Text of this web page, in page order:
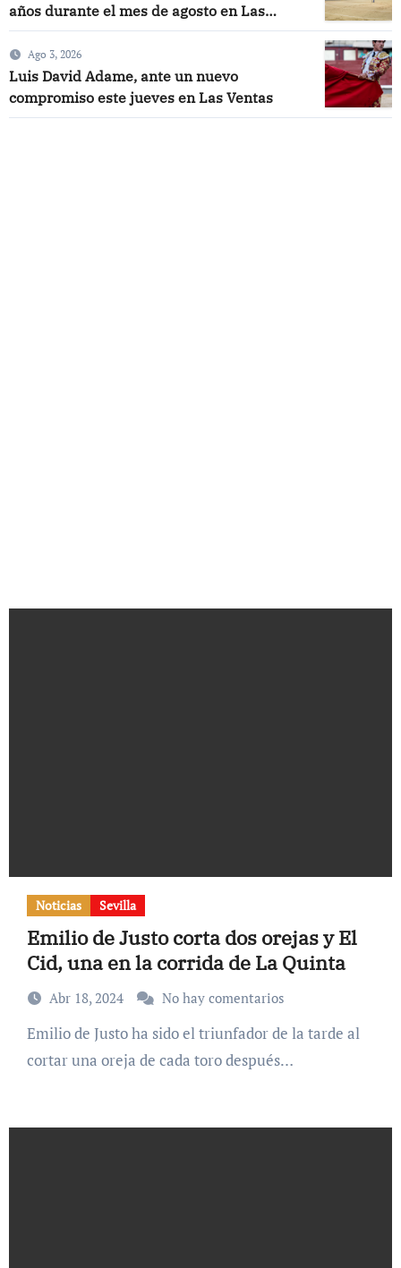
años durante el mes de agosto en Las
Ventas
Ago 3, 2026
Luis David Adame, ante un nuevo
compromiso este jueves en Las Ventas
Noticias Sevilla
Emilio de Justo corta dos orejas y El
Cid, una en la corrida de La Quinta
Abr 18, 2024 No hay comentarios
Emilio de Justo ha sido el triunfador de la tarde al
cortar una oreja de cada toro después…